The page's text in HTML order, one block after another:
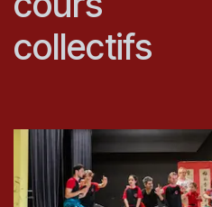
collectifs